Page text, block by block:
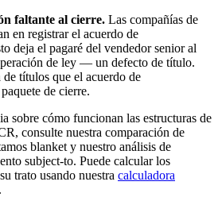
faltante al cierre. Las compañías de
en registrar el acuerdo de
deja el pagaré del vendedor senior al
de ley — un defecto de título.
títulos que el acuerdo de
de cierre.
sobre cómo funcionan las estructuras de
consulte nuestra comparación de
blanket y nuestro análisis de
subject-to. Puede calcular los
trato usando nuestra calculadora